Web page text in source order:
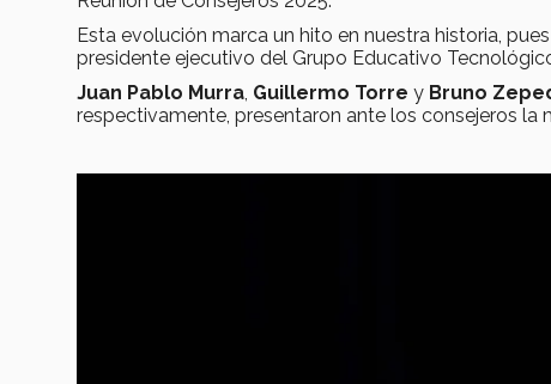
Esta evolución marca un hito en nuestra historia,
presidente ejecutivo del Grupo Educativo
Juan Pablo Murra, Guillermo Torre y Bruno
respectivamente, presentaron ante los consejeros la